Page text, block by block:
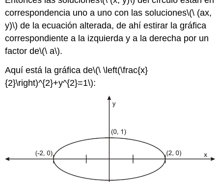
correspondencia uno a uno con las soluciones\(\ (ax,
y)\) de la ecuación alterada, de ahí estirar la gráfica
correspondiente a la izquierda y a la derecha por un
factor de\(\ a\).
Aquí está la gráfica de\(\ \left(\frac{x}
{2}\right)^{2}+y^{2}=1\):